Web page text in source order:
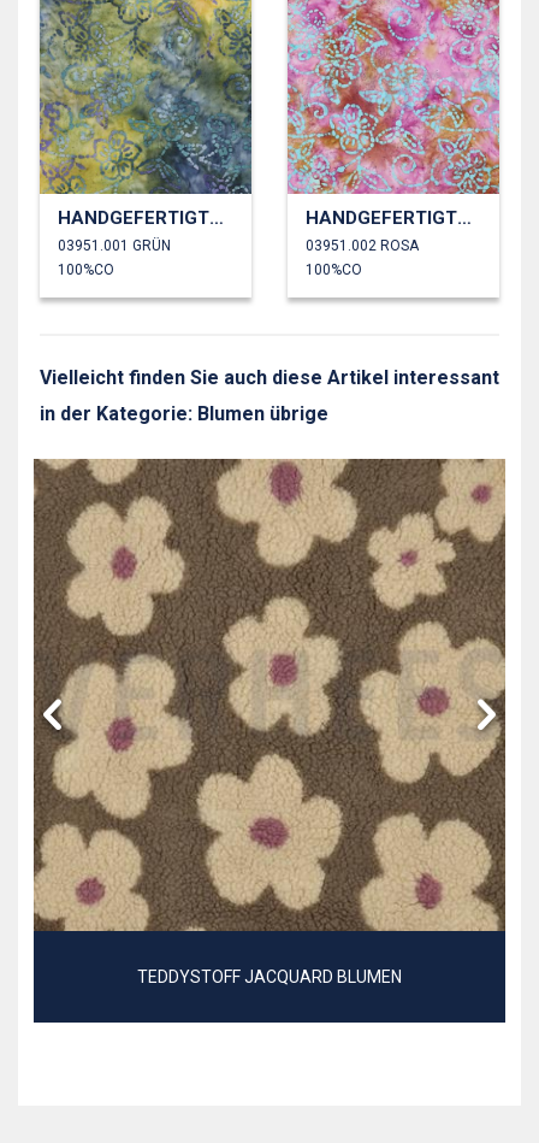
HANDGEFERTIGTE BATIK BAUMWOLLE
03951.001 GRÜN
100%CO
HANDGEFERTIGTE BATIK BAUMWOLLE
03951.002 ROSA
100%CO
Vielleicht finden Sie auch diese Artikel interessant
in der Kategorie: Blumen übrige
TEDDYSTOFF JACQUARD BLUMEN